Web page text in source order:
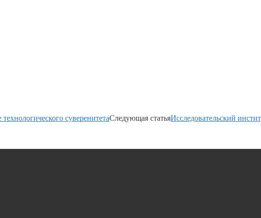
суверенитетаСледующая статьяИсследовательский